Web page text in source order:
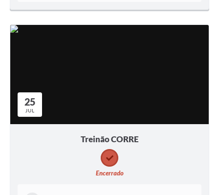
25
JUL
Treinão CORRE
Encerrado